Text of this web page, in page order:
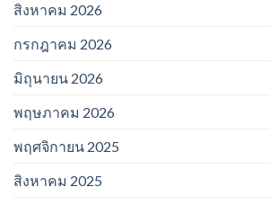
สิงหาคม 2026
กรกฎาคม 2026
มิถุนายน 2026
พฤษภาคม 2026
พฤศจิกายน 2025
สิงหาคม 2025